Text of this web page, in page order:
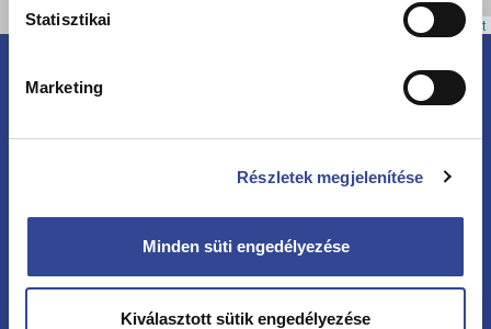
Statisztikai
Marketing
Részletek megjelenítése
Minden süti engedélyezése
Kiválasztott sütik engedélyezése
Leaflet
Kövessen minket